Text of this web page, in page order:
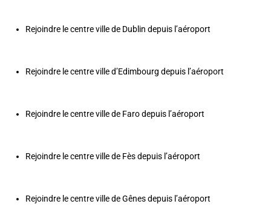
Rejoindre le centre ville de Dublin depuis l’aéroport
Rejoindre le centre ville d’Edimbourg depuis l’aéroport
Rejoindre le centre ville de Faro depuis l’aéroport
Rejoindre le centre ville de Fès depuis l’aéroport
Rejoindre le centre ville de Gênes depuis l’aéroport